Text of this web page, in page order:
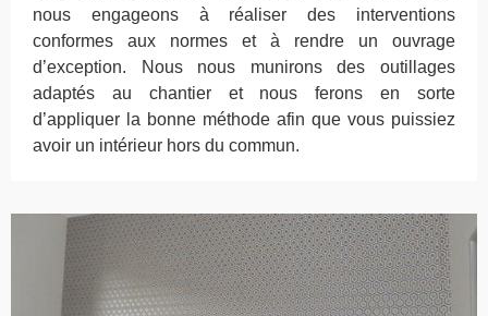
nous engageons à réaliser des interventions
conformes aux normes et à rendre un ouvrage
d’exception. Nous nous munirons des outillages
adaptés au chantier et nous ferons en sorte
d’appliquer la bonne méthode afin que vous puissiez
avoir un intérieur hors du commun.